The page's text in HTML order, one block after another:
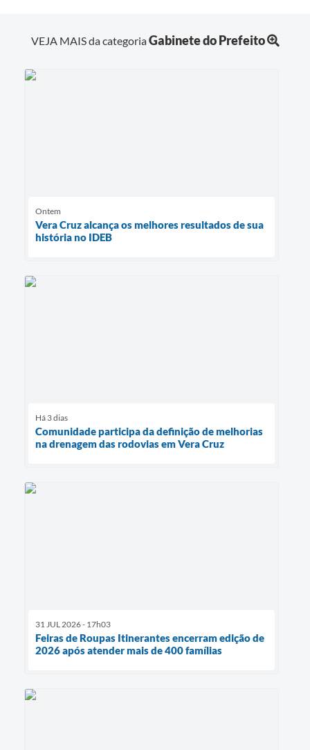
VEJA MAIS da categoriaGabinete do Prefeito
Ontem
Vera Cruz alcança os melhores resultados de sua
história no IDEB
Há 3 dias
Comunidade participa da definição de melhorias
na drenagem das rodovias em Vera Cruz
31 JUL 2026 - 17h03
Feiras de Roupas Itinerantes encerram edição de
2026 após atender mais de 400 famílias